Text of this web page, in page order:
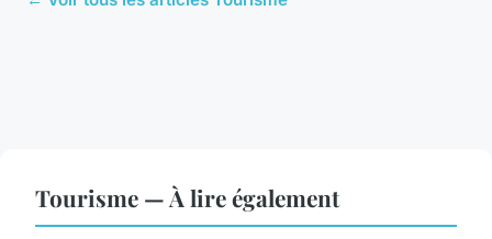
Tourisme — À lire également